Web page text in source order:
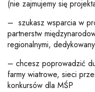
(nie zajmujemy się
– szukasz wsparcia w
partnerstw
regionalnymi,
– chcesz poprowadzić
farmy wiatrowe, sieci
konkursów dla MŚP